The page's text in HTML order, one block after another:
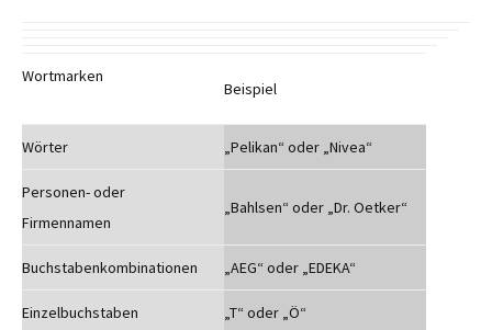
Wortmarken
Beispiel
Wörter „Pelikan“ oder „Nivea“
Personen- oder
Firmennamen
„Bahlsen“ oder „Dr. Oetker“
Buchstabenkombinationen „AEG“ oder „EDEKA“
Einzelbuchstaben „T“ oder „Ö“